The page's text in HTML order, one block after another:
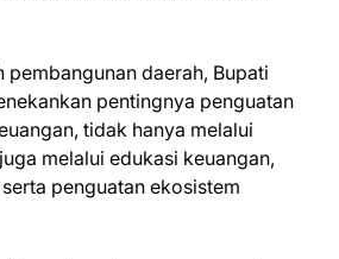
pembangunan daerah, Bupati
pentingnya penguatan
tidak hanya melalui
melalui edukasi keuangan,
penguatan ekosistem